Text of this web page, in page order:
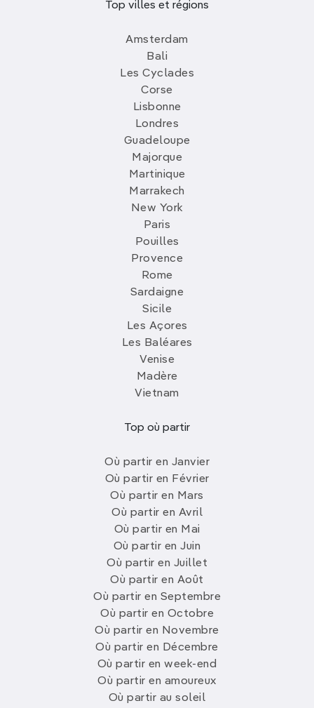
Top villes et régions
Amsterdam
Bali
Les Cyclades
Corse
Lisbonne
Londres
Guadeloupe
Majorque
Martinique
Marrakech
New York
Paris
Pouilles
Provence
Rome
Sardaigne
Sicile
Les Açores
Les Baléares
Venise
Madère
Vietnam
Top où partir
Où partir en Janvier
Où partir en Février
Où partir en Mars
Où partir en Avril
Où partir en Mai
Où partir en Juin
Où partir en Juillet
Où partir en Août
Où partir en Septembre
Où partir en Octobre
Où partir en Novembre
Où partir en Décembre
Où partir en week-end
Où partir en amoureux
Où partir au soleil